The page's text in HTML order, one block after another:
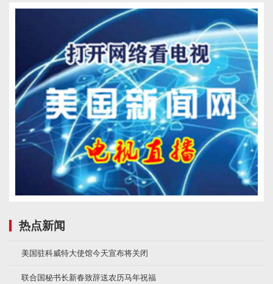
热点新闻
美国驻科威特大使馆今天宣布将关闭
联合国秘书长新春致辞送农历马年祝福